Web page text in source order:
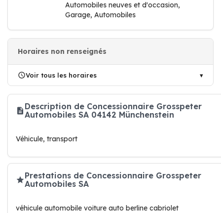
Automobiles neuves et d'occasion,
Garage, Automobiles
Horaires non renseignés
Voir tous les horaires
Description de Concessionnaire Grosspeter
Automobiles SA 04142 Münchenstein
Véhicule, transport
Prestations de Concessionnaire Grosspeter
Automobiles SA
véhicule automobile voiture auto berline cabriolet